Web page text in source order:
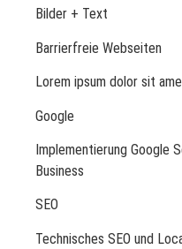
Bilder + Text
Barrierfreie Webseiten
Lorem ipsum dolor sit
Google
Implementierung Google
Business
SEO
Technisches SEO und